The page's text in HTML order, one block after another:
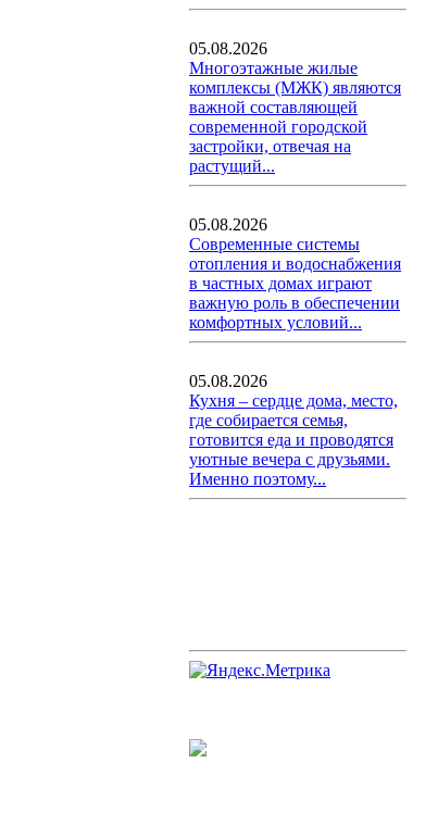
05.08.2026
Многоэтажные жилые
комплексы (МЖК) являются
важной составляющей
современной городской
застройки, отвечая на
растущий...
05.08.2026
Современные системы
отопления и водоснабжения
в частных домах играют
важную роль в обеспечении
комфортных условий...
05.08.2026
Кухня – сердце дома, место,
где собирается семья,
готовится еда и проводятся
уютные вечера с друзьями.
Именно поэтому...